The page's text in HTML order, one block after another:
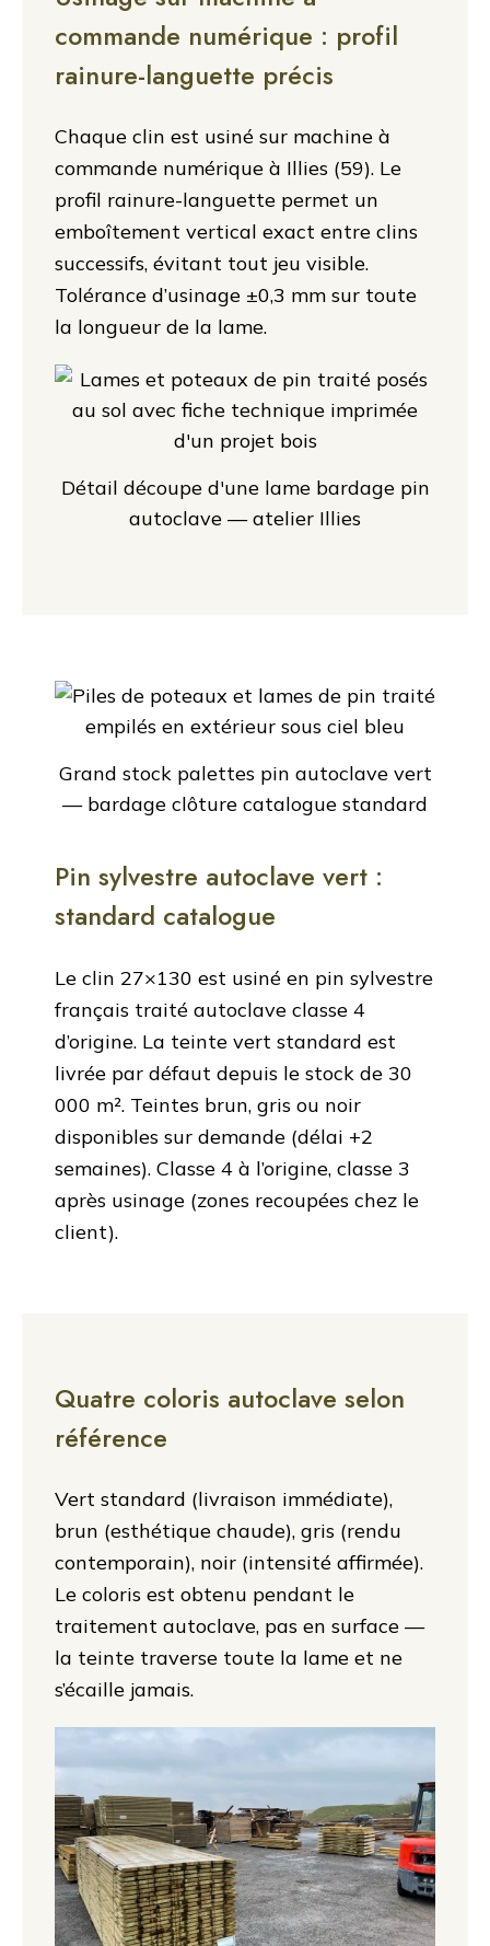
commande numérique : profil
rainure-languette précis
Chaque clin est usiné sur machine à
commande numérique à Illies (59). Le
profil rainure-languette permet un
emboîtement vertical exact entre clins
successifs, évitant tout jeu visible.
Tolérance d’usinage ±0,3 mm sur toute
la longueur de la lame.
Détail découpe d'une lame bardage pin
autoclave — atelier Illies
Grand stock palettes pin autoclave vert
— bardage clôture catalogue standard
Pin sylvestre autoclave vert :
standard catalogue
Le clin 27×130 est usiné en pin sylvestre
français traité autoclave classe 4
d’origine. La teinte vert standard est
livrée par défaut depuis le stock de 30
000 m². Teintes brun, gris ou noir
disponibles sur demande (délai +2
semaines). Classe 4 à l’origine, classe 3
après usinage (zones recoupées chez le
client).
Quatre coloris autoclave selon
référence
Vert standard (livraison immédiate),
brun (esthétique chaude), gris (rendu
contemporain), noir (intensité affirmée).
Le coloris est obtenu pendant le
traitement autoclave, pas en surface —
la teinte traverse toute la lame et ne
s’écaille jamais.